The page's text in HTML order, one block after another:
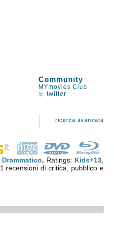
Community
MYmovies Club
twitter
ricerca avanzata
Drammatico, Ratings: Kids+13
recensioni di critica, pubblico e